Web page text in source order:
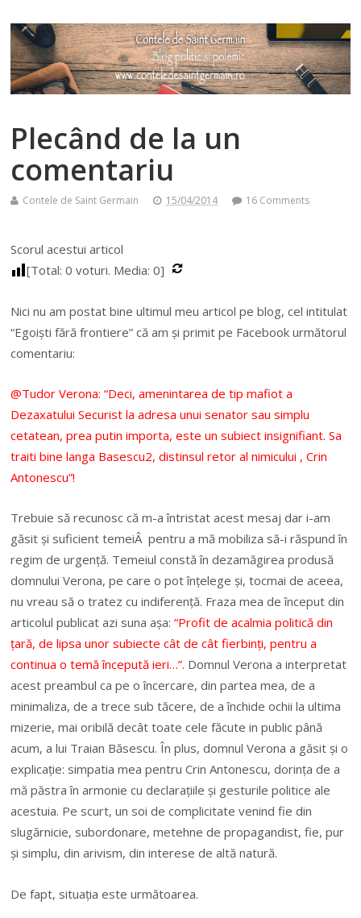
Plecând de la un
comentariu
Contele de Saint Germain 15/04/2014 16 Comments
Scorul acestui articol
[Total:0 voturi. Media:0]
Nici nu am postat bine ultimul meu articol pe blog, cel intitulat
“Egoiști fără frontiere” că am și primit pe Facebook următorul
comentariu:
@Tudor Verona: “Deci, amenintarea de tip mafiot a
Dezaxatului Securist la adresa unui senator sau simplu
cetatean, prea putin importa, este un subiect insignifiant. Sa
traiti bine langa Basescu2, distinsul retor al nimicului , Crin
Antonescu”!
Trebuie să recunosc că m-a întristat acest mesaj dar i-am
găsitși suficient temeiÂpentru a mă mobiliza să-i răspund în
regim de urgență. Temeiul constă în dezamăgirea produsă
domnului Verona, pe care o pot înțelegeși, tocmai de aceea,
nu vreau să o tratez cu indiferență. Fraza mea de început din
articolul publicat azi suna așa:“Profit de acalmia politică din
țară, de lipsa unor subiecte cât de cât fierbinți, pentru a
continua o temă începută ieri…”. Domnul Verona a interpretat
acest preambul ca pe o încercare, din partea mea, de a
minimaliza, de a trece sub tăcere, de a închide ochii la ultima
mizerie, mai oribilă decât toate cele făcute in public până
acum, a lui Traian Băsescu.În plus, domnul Verona a găsitși o
explicație: simpatia mea pentru Crin Antonescu, dorința de a
mă păstra în armonie cu declarațiileși gesturile politice ale
acestuia. Pe scurt, un soi de complicitate venind fie din
slugărnicie, subordonare, metehne de propagandist, fie, pur
și simplu, din arivism, din interese de altă natură.
De fapt, situația este următoarea.